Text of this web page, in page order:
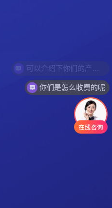
你们是怎么收费的呢